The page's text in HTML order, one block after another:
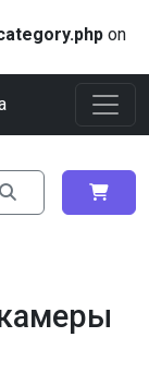
on